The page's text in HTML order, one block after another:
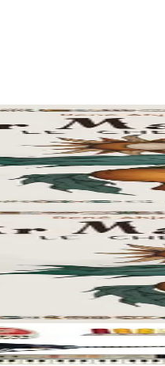
et l’Orchestre
et l’Orchestre